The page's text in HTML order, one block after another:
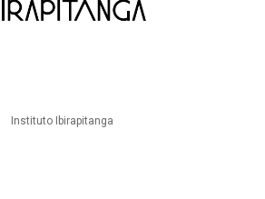
Instituto Ibirapitanga